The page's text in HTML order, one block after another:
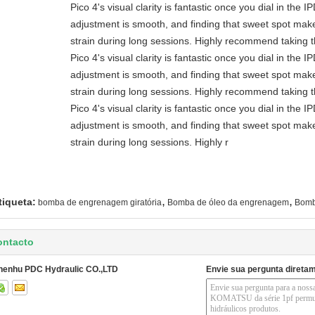
Pico 4's visual clarity is fantastic once you dial in the
adjustment is smooth, and finding that sweet spot
strain during long sessions. Highly recommend taking
Pico 4's visual clarity is fantastic once you dial in the
adjustment is smooth, and finding that sweet spot
strain during long sessions. Highly recommend taking
Pico 4's visual clarity is fantastic once you dial in the
adjustment is smooth, and finding that sweet spot
strain during long sessions. Highly r
bomba de engrenagem giratória, Bomba de óleo da engrenagem,
PDC Hydraulic CO.,LTD Envie sua pergunta